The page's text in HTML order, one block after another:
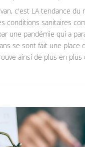
c'est LA tendance du
conditions sanitaires
une pandémie qui a
se sont fait une place
ainsi de plus en plus